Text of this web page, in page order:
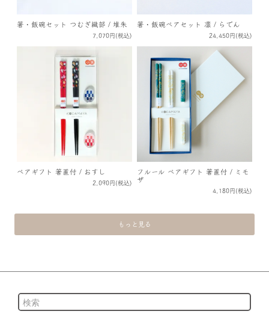
箸・飯碗セット つむぎ織部 / 堆朱
7,070円(税込)
箸・飯碗ペアセット 凛 / らでん
24,450円(税込)
ペアギフト 箸置付 / おすし
2,090円(税込)
フルール ペアギフト 箸置付 / ミモ
ザ
4,180円(税込)
もっと見る